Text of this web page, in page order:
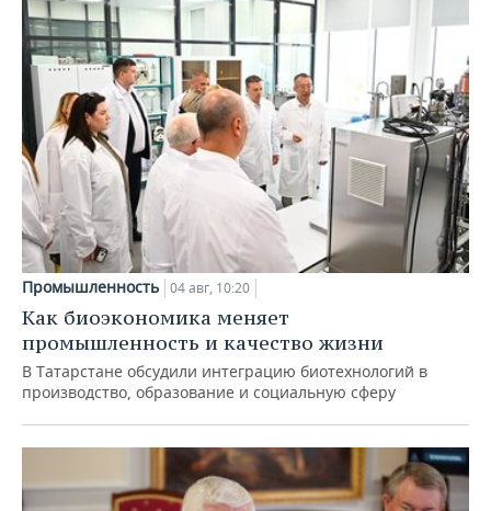
Промышленность 04 авг, 10:20
Как биоэкономика меняет
промышленность и качество жизни
В Татарстане обсудили интеграцию биотехнологий в
производство, образование и социальную сферу